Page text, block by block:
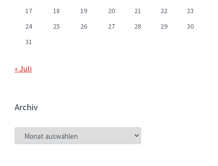
17
18 19 20 21 22
23
24
25 26 27 28 29
30
31
« Juli
Archiv
ARCHIV